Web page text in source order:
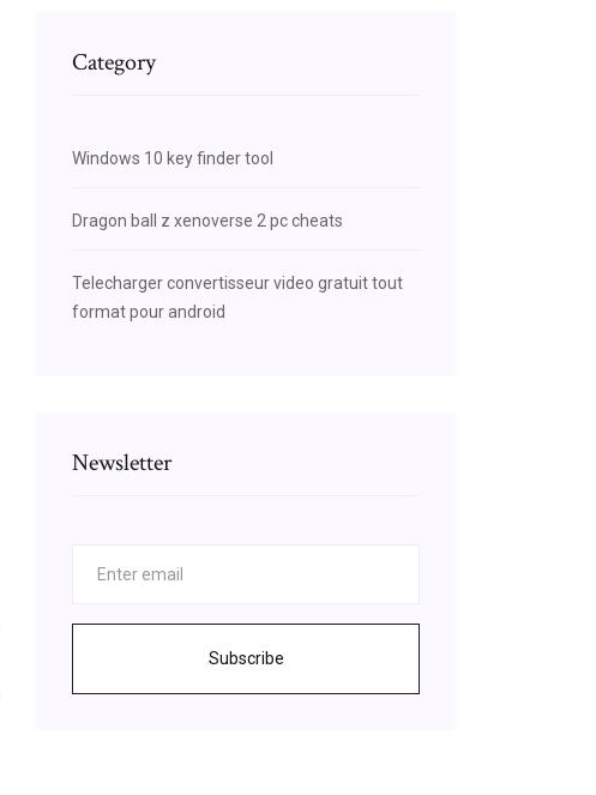
Category
Windows 10 key finder tool
Dragon ball z xenoverse 2 pc cheats
Telecharger convertisseur video gratuit tout
format pour android
Newsletter
Subscribe